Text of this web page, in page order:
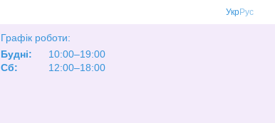
УкрРус
Графік роботи:
Будні:
10:00–19:00
Сб:
12:00–18:00